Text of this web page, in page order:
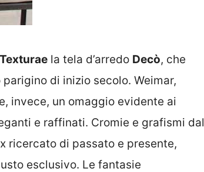
la tela d’arredo Decò, che
di inizio secolo. Weimar,
invece, un omaggio evidente ai
e raffinati. Cromie e grafismi dal
ricercato di passato e presente,
esclusivo. Le fantasie